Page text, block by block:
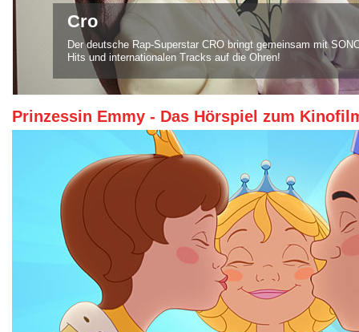
Blackmore's Night "Winter Carols"
Wenn im Herbst der Bandname BLACKMORE'S NIGHT fällt,
Wahrscheinlichkeit bald weihnachtlich. Kaum eine andere
Prinzessin Emmy - Das Hörspiel zum